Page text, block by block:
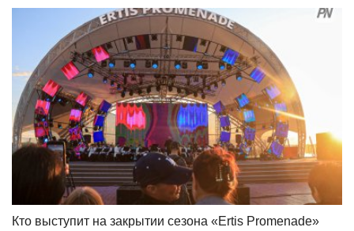
Кто выступит на закрытии сезона «Ertis Promenade»